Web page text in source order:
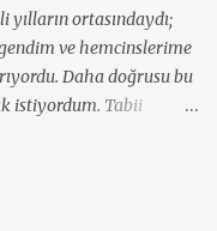
ortasındaydı;
ve hemcinslerime
Daha doğrusu bu
istiyordum. Tabii
kendisinin de